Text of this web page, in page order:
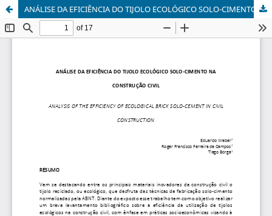
ANÁLISE DA EFICIÊNCIA DO TIJOLO ECOLÓGICO SOLO-CIMENTO NA CONSTRUÇÃO CIVIL